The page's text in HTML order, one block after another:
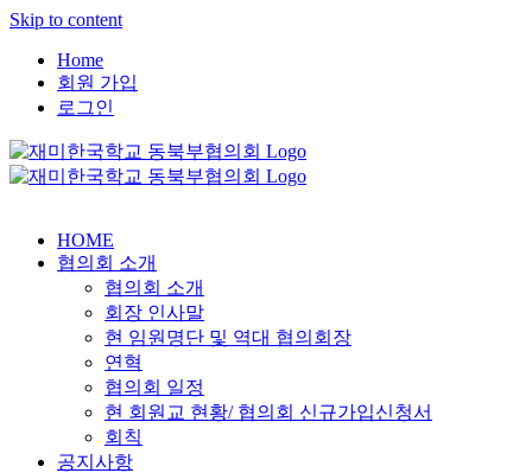
Skip to content
Home
회원 가입
로그인
HOME
협의회 소개
협의회 소개
회장 인사말
현 임원명단 및 역대 협의회장
연혁
협의회 일정
현 회원교 현황/ 협의회 신규가입신청서
회칙
공지사항